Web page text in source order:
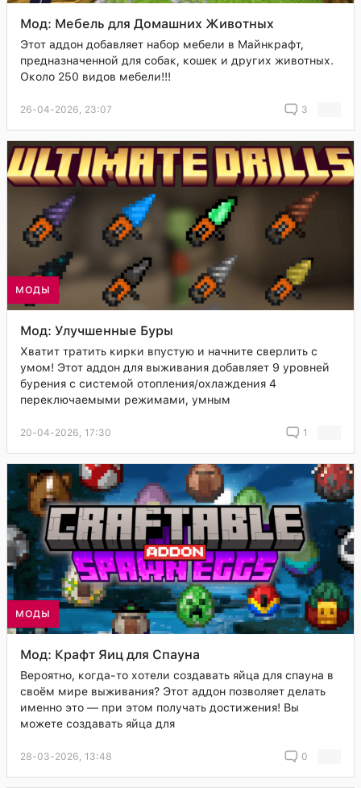
Мод: Мебель для Домашних Животных
Этот аддон добавляет набор мебели в Майнкрафт,
предназначенной для собак, кошек и других животных.
Около 250 видов мебели!!!
26-04-2026, 23:07 3
МОДЫ
Мод: Улучшенные Буры
Хватит тратить кирки впустую и начните сверлить с
умом! Этот аддон для выживания добавляет 9 уровней
бурения с системой отопления/охлаждения 4
переключаемыми режимами, умным
20-04-2026, 17:30 1
МОДЫ
Мод: Крафт Яиц для Спауна
Вероятно, когда-то хотели создавать яйца для спауна в
своём мире выживания? Этот аддон позволяет делать
именно это — при этом получать достижения! Вы
можете создавать яйца для
28-03-2026, 13:48 0